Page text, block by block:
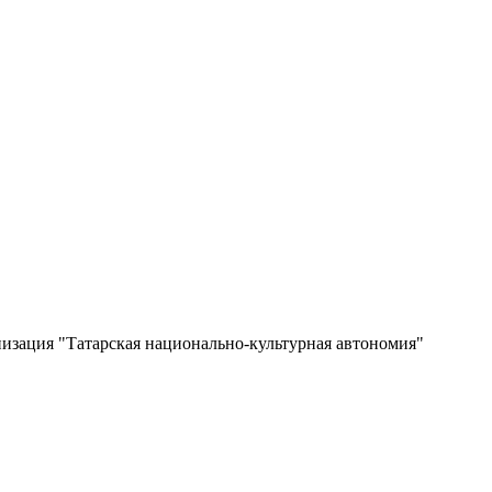
"Татарская национально-культурная автономия"